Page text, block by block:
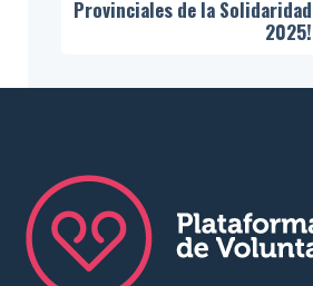
Provinciales de la Solidaridad
2025!